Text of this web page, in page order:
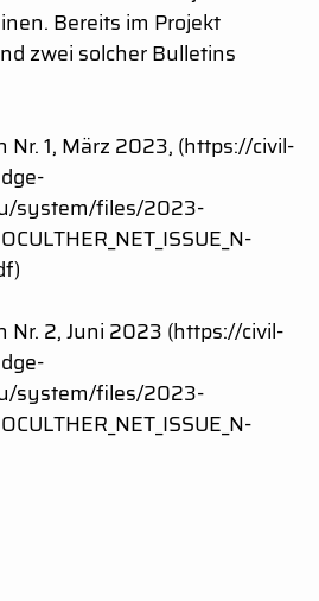
Bereits im Projekt
zwei solcher Bulletins
Nr. 1, März 2023, (https://civil-
system/files/2023-
Nr. 2, Juni 2023 (https://civil-
system/files/2023-